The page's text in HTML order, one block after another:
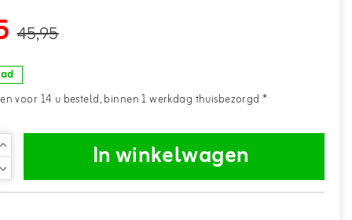
45,95
voor 14 u besteld, binnen 1 werkdag thuisbezorgd *
In winkelwagen